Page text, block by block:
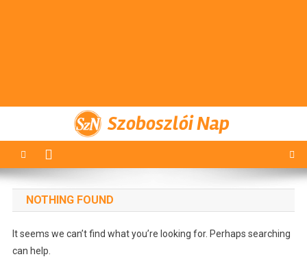
Szoboszlói Nap
NOTHING FOUND
It seems we can’t find what you’re looking for. Perhaps searching
can help.